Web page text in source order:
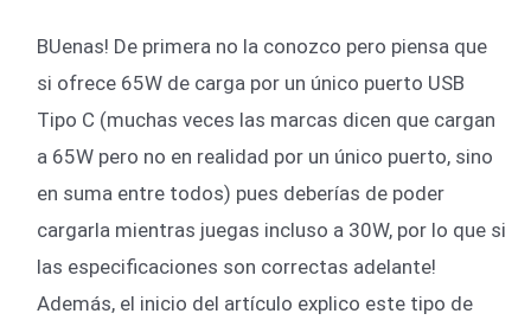
BUenas! De primera no la conozco pero piensa que
si ofrece 65W de carga por un único puerto USB
Tipo C (muchas veces las marcas dicen que cargan
a 65W pero no en realidad por un único puerto, sino
en suma entre todos) pues deberías de poder
cargarla mientras juegas incluso a 30W, por lo que si
las especificaciones son correctas adelante!
Además, el inicio del artículo explico este tipo de